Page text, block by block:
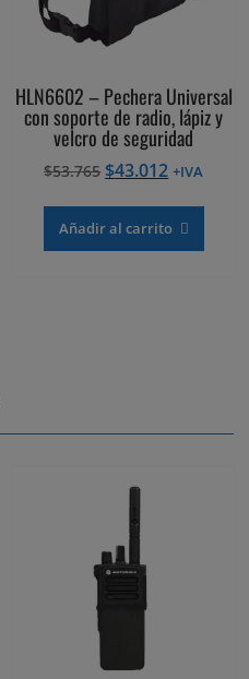
HLN6602 – Pechera Universal
con soporte de radio, lápiz y
velcro de seguridad
$53.765 El
original
era:
$43.012El
actual
es:
+IVA
Añadir al carrito